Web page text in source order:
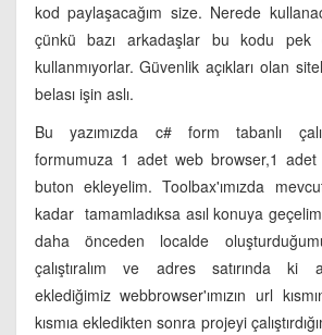
kod paylaşacağım size. Nerede
çünkü bazı arkadaşlar bu kodu
kullanmıyorlar. Güvenlik açıkları olan
belası işin aslı.
Bu yazımızda c# form tabanlı
formumuza 1 adet web browser,1
buton ekleyelim. Toolbax'ımızda
kadar tamamladıksa asıl konuya
daha önceden localde
çalıştıralım ve adres satırında ki
eklediğimiz webbrowser'ımızın url
kısmıa ekledikten sonra projeyi